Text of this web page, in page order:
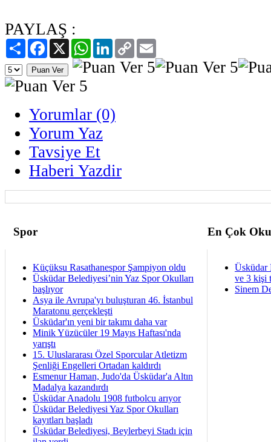
PAYLAŞ :
PaylaşFacebook
X WhatsAppLinkedIn
Copy
Link
Yorumlar (0)
Yorum Yaz
Tavsiye Et
Haberi Yazdir
Spor En Çok
Küçüksu Rasathanespor Şampiyon oldu
Üsküdar Belediyesi’nin Yaz Spor Okulları
başlıyor
Asya ile Avrupa'yı buluşturan 46. İstanbul
Maratonu gerçekleşti
Üsküdar'ın yeni bir takımı daha var
Minik Yüzücüler 19 Mayıs Haftası'nda
yarıştı
15. Uluslararası Özel Sporcular Atletizm
Şenliği Engelleri Ortadan kaldırdı
Esmenur Haman, Judo'da Üsküdar'a Altın
Madalya kazandırdı
Üsküdar Anadolu 1908 futbolcu arıyor
Üsküdar Belediyesi Yaz Spor Okulları
kayıtları başladı
Üsküdar Belediyesi, Beylerbeyi Stadı için
Üsküdar
ve 3 kişi
Sinem